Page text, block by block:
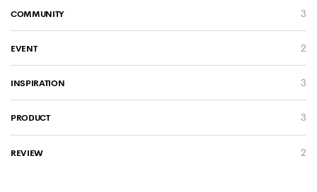
COMMUNITY 3
EVENT 2
INSPIRATION 3
PRODUCT 3
REVIEW 2